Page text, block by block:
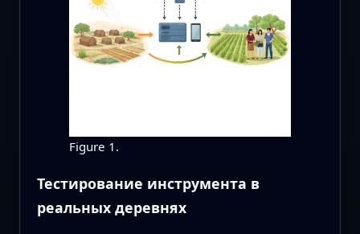
Figure 1.
Тестирование инструмента в
реальных деревнях